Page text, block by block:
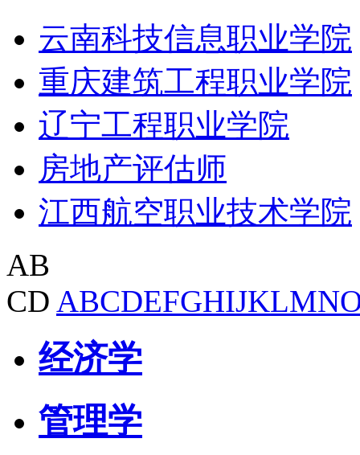
云南科技信息职业学院
重庆建筑工程职业学院
辽宁工程职业学院
房地产评估师
江西航空职业技术学院
AB
CD ABCDEFGHIJKLMN
经济学
管理学